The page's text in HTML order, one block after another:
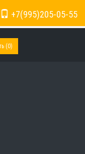
(0)
+7(995)205-05-55